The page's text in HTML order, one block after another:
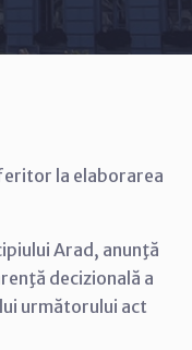
Arad, anunţă
decizională a
următorului act